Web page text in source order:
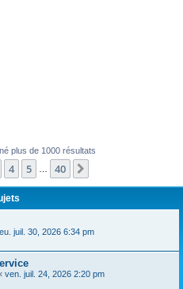
plus de 1000 résultats
4 5 40
juil. 30, 2026 6:34 pm
ven. juil. 24, 2026 2:20 pm